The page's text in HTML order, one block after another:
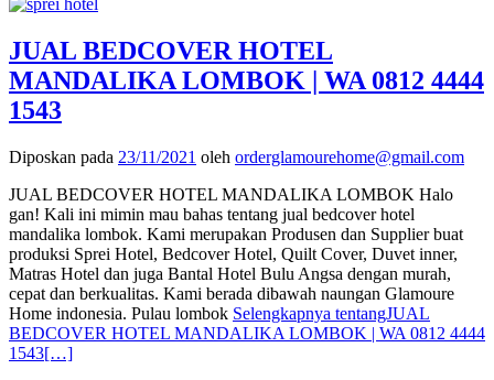
JUAL BEDCOVER HOTEL
MANDALIKA LOMBOK | WA 0812 4444
1543
Diposkan pada 23/11/2021 oleh orderglamourehome@gmail.com
JUAL BEDCOVER HOTEL MANDALIKA LOMBOK Halo
gan! Kali ini mimin mau bahas tentang jual bedcover hotel
mandalika lombok. Kami merupakan Produsen dan Supplier buat
produksi Sprei Hotel, Bedcover Hotel, Quilt Cover, Duvet inner,
Matras Hotel dan juga Bantal Hotel Bulu Angsa dengan murah,
cepat dan berkualitas. Kami berada dibawah naungan Glamoure
Home indonesia. Pulau lombok Selengkapnya tentangJUAL
BEDCOVER HOTEL MANDALIKA LOMBOK | WA 0812 4444
1543[…]